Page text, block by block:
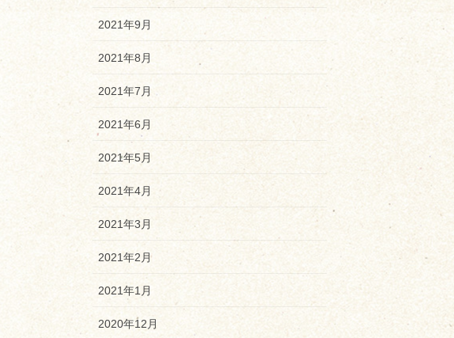
2021年9月
2021年8月
2021年7月
2021年6月
2021年5月
2021年4月
2021年3月
2021年2月
2021年1月
2020年12月